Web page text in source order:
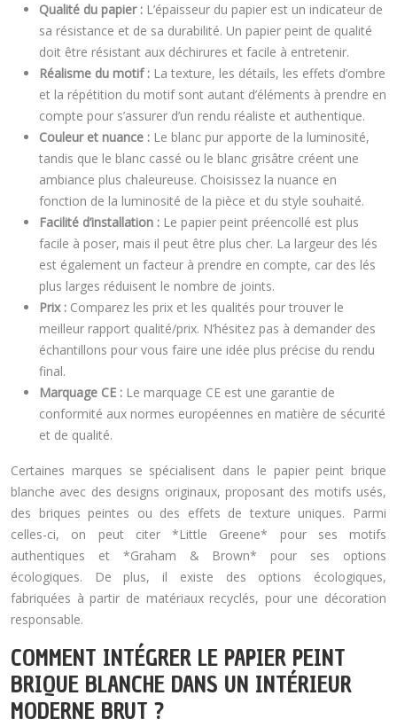
Qualité du papier : L’épaisseur du papier est un indicateur de
sa résistance et de sa durabilité. Un papier peint de qualité
doit être résistant aux déchirures et facile à entretenir.
Réalisme du motif : La texture, les détails, les effets d’ombre
et la répétition du motif sont autant d’éléments à prendre en
compte pour s’assurer d’un rendu réaliste et authentique.
Couleur et nuance : Le blanc pur apporte de la luminosité,
tandis que le blanc cassé ou le blanc grisâtre créent une
ambiance plus chaleureuse. Choisissez la nuance en
fonction de la luminosité de la pièce et du style souhaité.
Facilité d’installation : Le papier peint préencollé est plus
facile à poser, mais il peut être plus cher. La largeur des lés
est également un facteur à prendre en compte, car des lés
plus larges réduisent le nombre de joints.
Prix : Comparez les prix et les qualités pour trouver le
meilleur rapport qualité/prix. N’hésitez pas à demander des
échantillons pour vous faire une idée plus précise du rendu
final.
Marquage CE : Le marquage CE est une garantie de
conformité aux normes européennes en matière de sécurité
et de qualité.
Certaines marques se spécialisent dans le papier peint brique
blanche avec des designs originaux, proposant des motifs usés,
des briques peintes ou des effets de texture uniques. Parmi
celles-ci, on peut citer *Little Greene* pour ses motifs
authentiques et *Graham & Brown* pour ses options
écologiques. De plus, il existe des options écologiques,
fabriquées à partir de matériaux recyclés, pour une décoration
responsable.
COMMENT INTÉGRER LE PAPIER PEINT
BRIQUE BLANCHE DANS UN INTÉRIEUR
MODERNE BRUT ?